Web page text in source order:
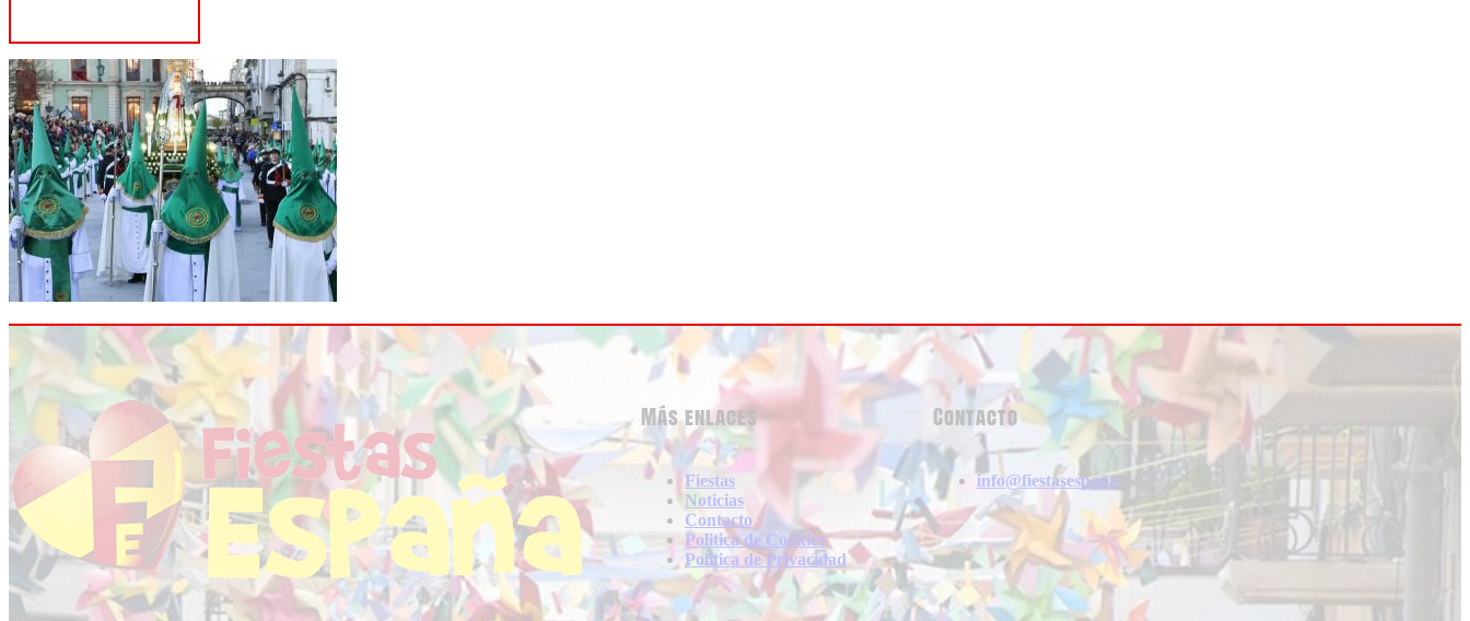
Más enlaces
Fiestas
Noticias
Contacto
Politica de Cookies
Politica de Privacidad
Contacto
info@fiestasespaña